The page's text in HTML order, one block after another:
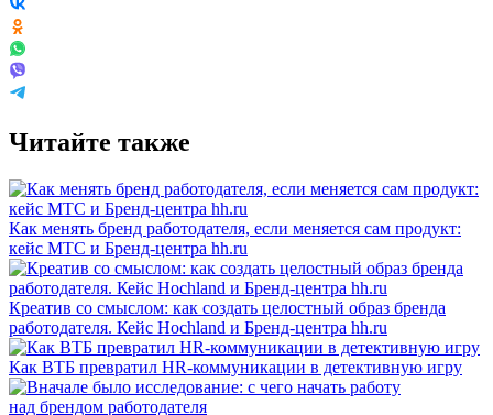
Читайте также
Как менять бренд работодателя, если меняется сам продукт:
кейс МТС и Бренд-центра hh.ru
Креатив со смыслом: как создать целостный образ бренда
работодателя. Кейс Hochland и Бренд-центра hh.ru
Как ВТБ превратил HR-коммуникации в детективную игру